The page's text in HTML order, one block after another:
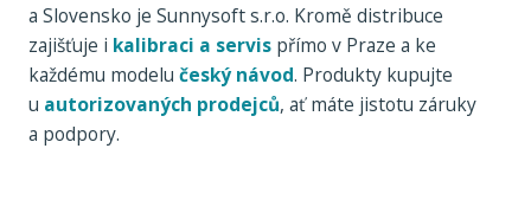
a Slovensko je Sunnysoft s.r.o. Kromě distribuce
zajišťuje i kalibraci a servis přímo v Praze a ke
každému modelu český návod. Produkty kupujte
u autorizovaných prodejců, ať máte jistotu záruky
a podpory.